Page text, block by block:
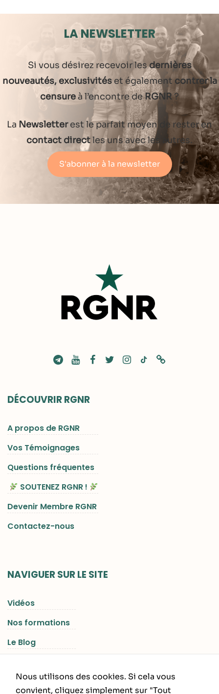
LA NEWSLETTER
Si vous désirez recevoir lesdernières
nouveautés, exclusivitéset également contrer la
censureà l’encontre deRGNR?
La Newsletterest le parfait moyen de rester en
contact directles uns avec les autres.
S'abonner à la newsletter
DÉCOUVRIR RGNR
A propos de RGNR
Vos Témoignages
Questions fréquentes
SOUTENEZ RGNR !
Devenir Membre RGNR
Contactez-nous
NAVIGUER SUR LE SITE
Vidéos
Nos formations
Le Blog
Nous utilisons des cookies. Si cela vous
convient, cliquez simplement sur "Tout